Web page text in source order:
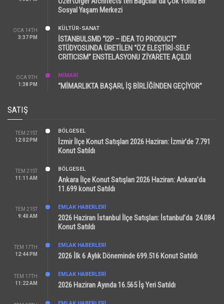
Sosyal Yaşam Merkezi
OCA 14TH
3:37 PM
KÜLTÜR-SANAT
İSTANBULSMD “I2P – IDEA TO PRODUCT”
STÜDYOSUNDA ÜRETİLEN “ÖZ ELEŞTİRİ-SELF
CRITICISM” ENSTELASYONU ZİYARETE AÇILDI
OCA 9TH
1:38 PM
MİMARİ
“MİMARLIKTA BAŞARI, İŞ BİRLİĞİNDEN GEÇİYOR”
SATIŞ
TEM 21ST
12:02 PM
BÖLGESEL
İzmir İlçe Konut Satışları 2026 Haziran: İzmir’de 7.791
Konut Satıldı
TEM 21ST
11:11 AM
BÖLGESEL
Ankara İlçe Konut Satışları 2026 Haziran: Ankara’da
11.699 konut Satıldı
TEM 21ST
9:40 AM
EMLAK HABERLERI
2026 Haziran İstanbul İlçe Satışları: İstanbul’da 24.084
Konut Satıldı
TEM 17TH
12:44 PM
EMLAK HABERLERI
2026 İlk 6 Aylık Döneminde 699.516 Konut Satıldı
TEM 17TH
11:22 AM
EMLAK HABERLERI
2026 Haziran Ayında 16.565 İş Yeri Satıldı